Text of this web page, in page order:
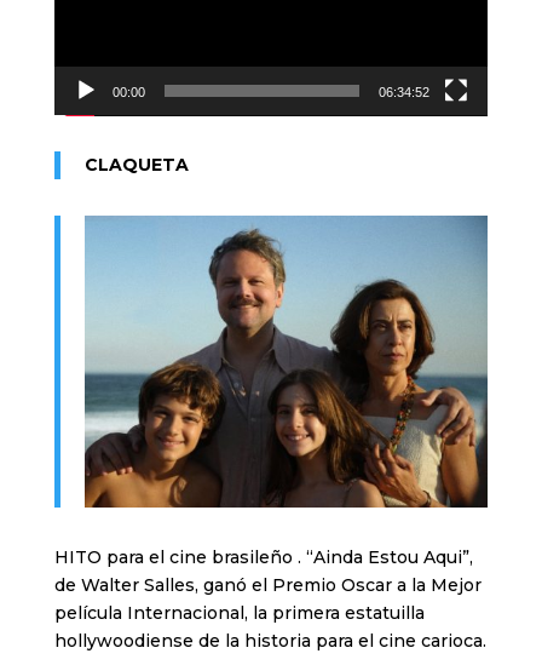
00:00 06:34:52
CLAQUETA
HITO para el cine brasileño . “Ainda Estou Aqui”,
de Walter Salles, ganó el Premio Oscar a la Mejor
película Internacional, la primera estatuilla
hollywoodiense de la historia para el cine carioca.